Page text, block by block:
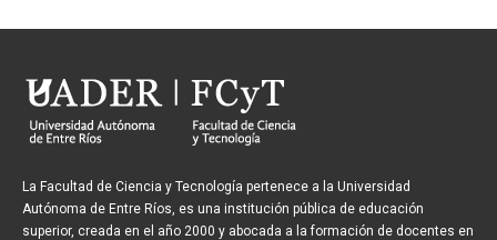
La Facultad de Ciencia y Tecnología pertenece a la Universidad
Autónoma de Entre Ríos, es una institución pública de educación
superior, creada en el año 2000 y abocada a la formación de docentes en